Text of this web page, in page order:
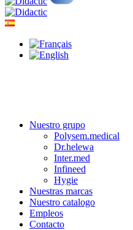
Nuestro grupo
Polysem.medical
Dr.helewa
Inter.med
Infineed
Hygie
Nuestras marcas
Nuestro catalogo
Empleos
Contacto